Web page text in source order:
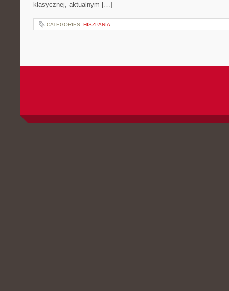
klasycznej, aktualnym […]
CATEGORIES: HISZPANIA